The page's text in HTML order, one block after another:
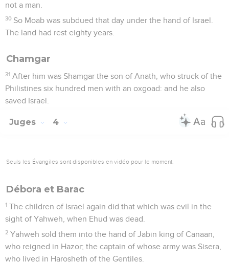
not a man.
30 So Moab was subdued that day under the hand of Israel.
The land had rest eighty years.
Chamgar
31 After him was Shamgar the son of Anath, who struck of the
Philistines six hundred men with an oxgoad: and he also
saved Israel.
Juges 4
Seuls les Évangiles sont disponibles en vidéo pour le moment.
Débora et Barac
1 The children of Israel again did that which was evil in the
sight of Yahweh, when Ehud was dead.
2 Yahweh sold them into the hand of Jabin king of Canaan,
who reigned in Hazor; the captain of whose army was Sisera,
who lived in Harosheth of the Gentiles.